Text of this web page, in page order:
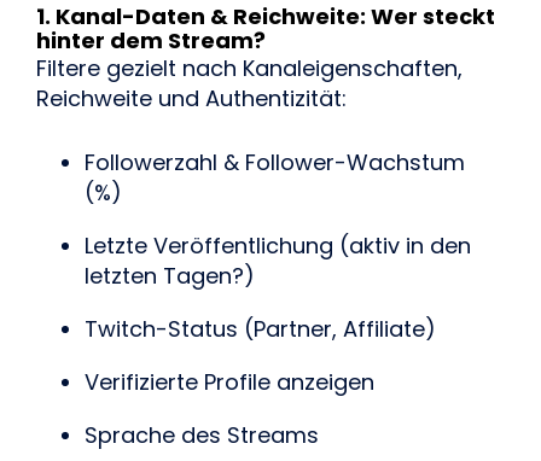
1. Kanal-Daten & Reichweite: Wer steckt
hinter dem Stream?
Filtere gezielt nach Kanaleigenschaften,
Reichweite und Authentizität:
Followerzahl & Follower-Wachstum
(%)
Letzte Veröffentlichung (aktiv in den
letzten Tagen?)
Twitch-Status (Partner, Affiliate)
Verifizierte Profile anzeigen
Sprache des Streams